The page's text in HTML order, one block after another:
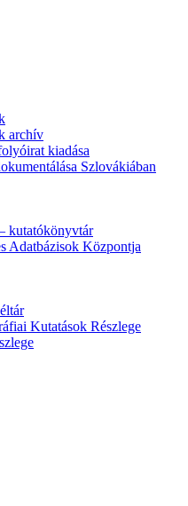
archív
kiadása
Szlovákiában
kutatókönyvtár
Adatbázisok Központja
Kutatások Részlege